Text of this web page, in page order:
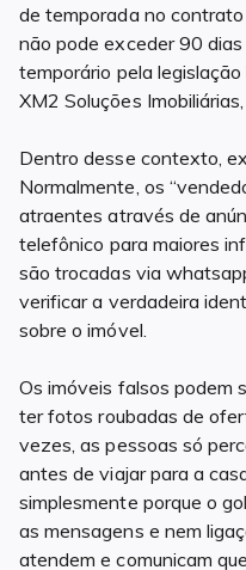
de temporada no
não pode exceder 90
temporário pela legislação
XM2 Soluções
Dentro desse contexto,
Normalmente, os
atraentes através de
telefônico para maiores
são trocadas via
verificar a verdadeira
sobre o imóvel.
Os imóveis falsos podem
ter fotos roubadas de
vezes, as pessoas só
antes de viajar para a
simplesmente porque o
as mensagens e nem
atendem e comunicam